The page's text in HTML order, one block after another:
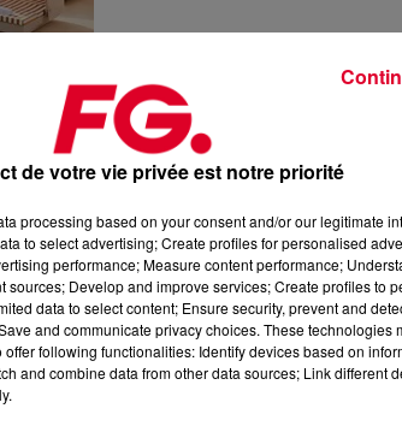
de votre vie privée est notre priorité
processing based on your consent and/or our legitimate
to select advertising; Create profiles for personalised
performance; Measure content performance;
sources; Develop and improve services; Create profiles to
data to select content; Ensure security, prevent and
and communicate privacy choices. These technologies
following functionalities: Identify devices based on
and combine data from other data sources; Link different